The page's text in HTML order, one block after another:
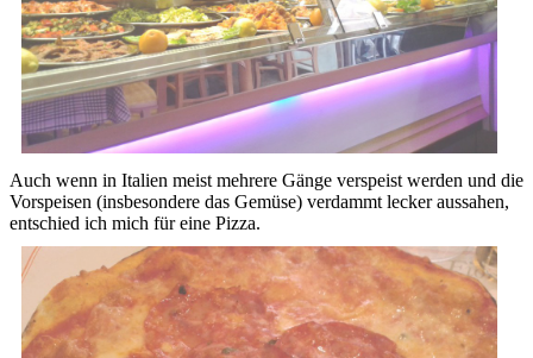
Auch wenn in Italien meist mehrere Gänge verspeist werden und die
Vorspeisen (insbesondere das Gemüse) verdammt lecker aussahen,
entschied ich mich für eine Pizza.